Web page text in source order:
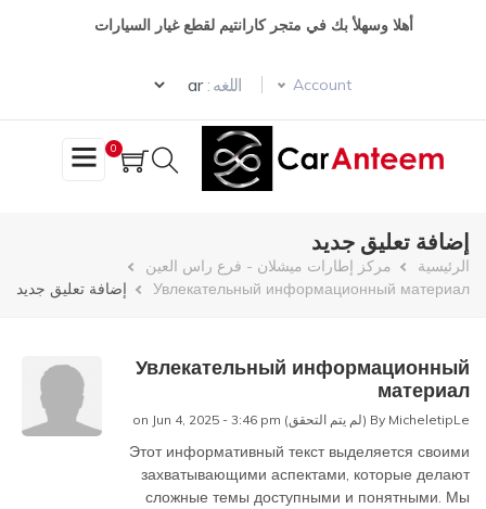
أهلا وسهلأ بك في متجر كارانتيم لقطع غيار السيارات
Account اللغه :
Select your language
0
إضافة تعليق جديد
مسار
الرئيسية
مركز إطارات ميشلان - فرع راس العين
Увлекательный информационный материал
إضافة تعليق جديد
Увлекательный информационный
материал
By MicheletipLe (لم يتم التحقق)
Этот информативный текст выделяется своими
захватывающими аспектами, которые делают
сложные темы доступными и понятными. Мы